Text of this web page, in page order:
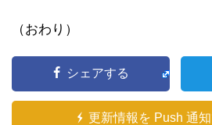
（おわり）
シェアする
更新情報を Push 通